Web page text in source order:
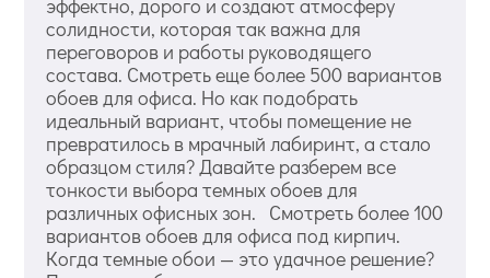
эффектно, дорого и создают атмосферу
солидности, которая так важна для
переговоров и работы руководящего
состава. Смотреть еще более 500 вариантов
обоев для офиса. Но как подобрать
идеальный вариант, чтобы помещение не
превратилось в мрачный лабиринт, а стало
образцом стиля? Давайте разберем все
тонкости выбора темных обоев для
различных офисных зон. Смотреть более 100
вариантов обоев для офиса под кирпич.
Когда темные обои — это удачное решение?